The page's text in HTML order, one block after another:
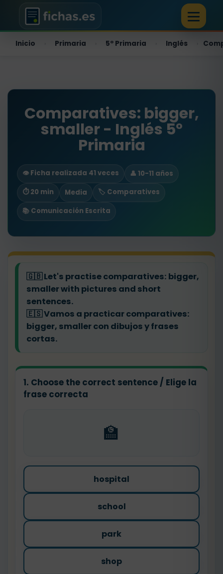
Inicio Primaria 5º Primaria Inglés
Comparatives: bigger,
smaller - Inglés 5º
Primaria
👁️ Ficha realizada 41 veces
👤 10-11 años
⏱ 20 min
Media
🏷️ Comparatives
📚 Comunicación Escrita
🇬🇧Let's practise comparatives: bigger,
smaller with pictures and short
sentences.
🇪🇸Vamos a practicar comparatives:
bigger, smaller con dibujos y frases
cortas.
1. Choose the correct sentence / Elige la
frase correcta
🏫
hospital
school
park
shop